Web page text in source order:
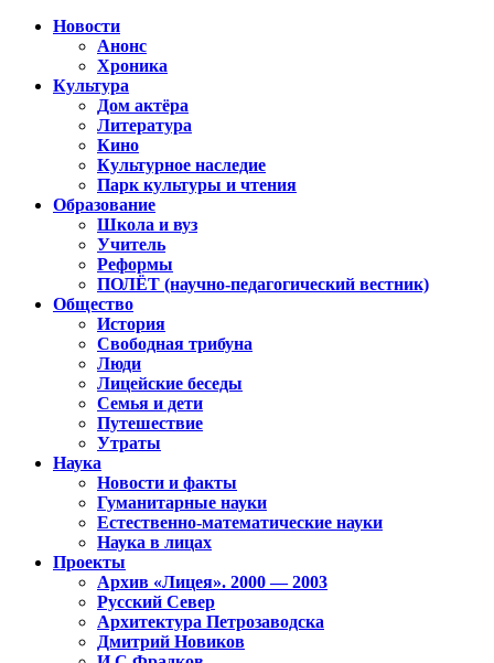
Новости
Анонс
Хроника
Культура
Дом актёра
Литература
Кино
Культурное наследие
Парк культуры и чтения
Образование
Школа и вуз
Учитель
Реформы
ПОЛЁТ (научно-педагогический вестник)
Общество
История
Свободная трибуна
Люди
Лицейские беседы
Семья и дети
Путешествие
Утраты
Наука
Новости и факты
Гуманитарные науки
Естественно-математические науки
Наука в лицах
Проекты
Архив «Лицея». 2000 — 2003
Русский Север
Архитектура Петрозаводска
Дмитрий Новиков